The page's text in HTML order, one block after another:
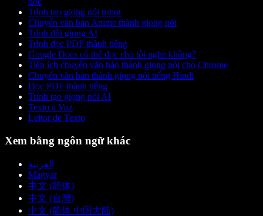
Trình tạo giọng nói robot
Chuyển văn bản Anime thành giọng nói
Trình đổi giọng AI
Trình đọc PDF thành tiếng
Google Docs có thể đọc cho tôi nghe không?
Tiện ích chuyển văn bản thành giọng nói cho Chrome
Chuyển văn bản thành giọng nói tiếng Hindi
Đọc PDF thành tiếng
Trình tạo giọng nói AI
Texto a Voz
Leitor de Texto
Xem bằng ngôn ngữ khác
العربية
Magyar
中文 (简体)
中文 (台灣)
中文 (简体 中国大陆)